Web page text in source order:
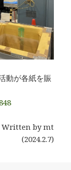
動が各紙を賑
Written by mt
(2024.2.7)